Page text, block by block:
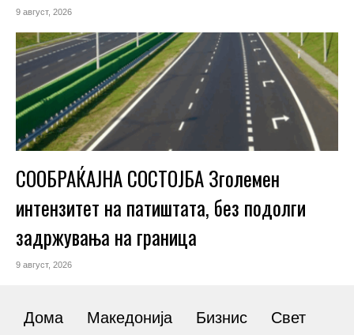
9 август, 2026
СООБРАЌАЈНА СОСТОЈБА Зголемен
интензитет на патиштата, без подолги
задржувања на граница
9 август, 2026
Дома Македонија Бизнис Свет